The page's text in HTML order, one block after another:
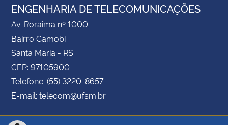
ENGENHARIA DE TELECOMUNICAÇÕES
Av. Roraima nº 1000
Bairro Camobi
Santa Maria - RS
CEP: 97105900
Telefone: (55) 3220-8657
E-mail: telecom@ufsm.br